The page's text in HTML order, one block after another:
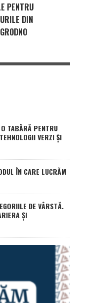
PENTRU
DIN
TABĂRĂ PENTRU
VERZI ȘI
ÎN CARE LUCRĂM
DE VÂRSTĂ.
ȘI